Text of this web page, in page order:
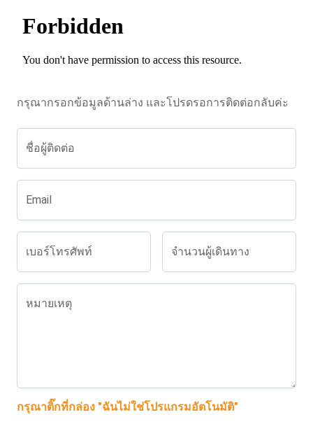
กรุณากรอกข้อมูลด้านล่าง และโปรดรอการติดต่อกลับค่ะ
ชื่อผู้ติดต่อ
Email
เบอร์โทรศัพท์ จำนวนผู้เดินทาง
หมายเหตุ
กรุณาติ๊กที่กล่อง "ฉันไม่ใช่โปรแกรมอัตโนมัติ"